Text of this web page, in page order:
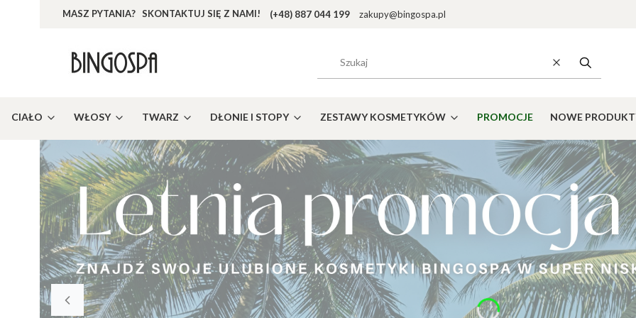
MASZ PYTANIA? SKONTAKTUJ SIĘ Z NAMI! (+48) 887 044 199 zakupy@bingospa.pl
WyczyśćSzukaj
CIAŁO WŁOSY TWARZ DŁONIE I STOPY ZESTAWY KOSMETYKÓW PROMOCJE NOWE